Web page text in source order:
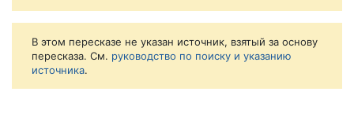
В этом пересказе не указан источник, взятый за основу
пересказа. См. руководство по поиску и указанию
источника.